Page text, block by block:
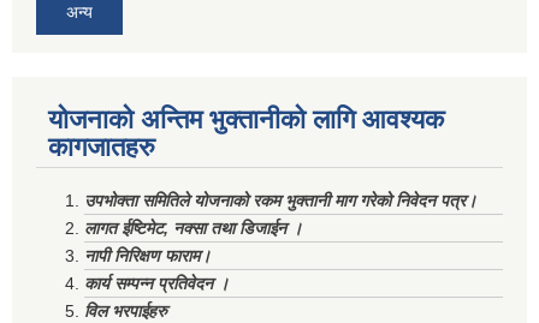
अन्य
योजनाको अन्तिम भुक्तानीको लागि आवश्यक
कागजातहरु
उपभोक्ता समितिले योजनाको रकम भुक्तानी माग गरेको निवेदन पत्र।
लागत ईष्टिमेट, नक्सा तथा डिजाईन ।
नापी निरिक्षण फाराम।
कार्य सम्पन्न प्रतिवेदन ।
विल भरपाईहरु